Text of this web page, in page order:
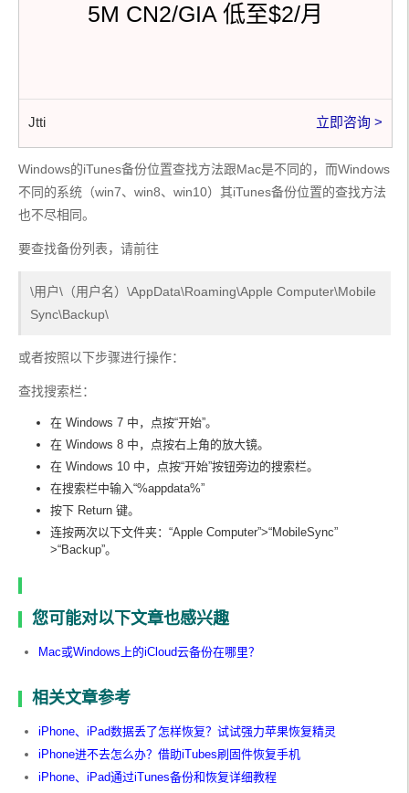
5M CN2/GIA 低至$2/月
Jtti 立即咨询 >
Windows的iTunes备份位置查找方法跟Mac是不同的，而Windows
不同的系统（win7、win8、win10）其iTunes备份位置的查找方法
也不尽相同。
要查找备份列表，请前往
\用户\（用户名）\AppData\Roaming\Apple Computer\Mobile
Sync\Backup\
或者按照以下步骤进行操作：
查找搜索栏：
在 Windows 7 中，点按“开始”。
在 Windows 8 中，点按右上角的放大镜。
在 Windows 10 中，点按“开始”按钮旁边的搜索栏。
在搜索栏中输入“%appdata%”
按下 Return 键。
连按两次以下文件夹：“Apple Computer”>“MobileSync”
>“Backup”。
您可能对以下文章也感兴趣
Mac或Windows上的iCloud云备份在哪里？
相关文章参考
iPhone、iPad数据丢了怎样恢复？试试强力苹果恢复精灵
iPhone进不去怎么办？借助iTubes刷固件恢复手机
iPhone、iPad通过iTunes备份和恢复详细教程